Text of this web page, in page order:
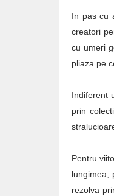
In pas cu
creatori
cu umeri
pliaza pe
Indiferent
prin
Pentru
lungimea,
rezolva